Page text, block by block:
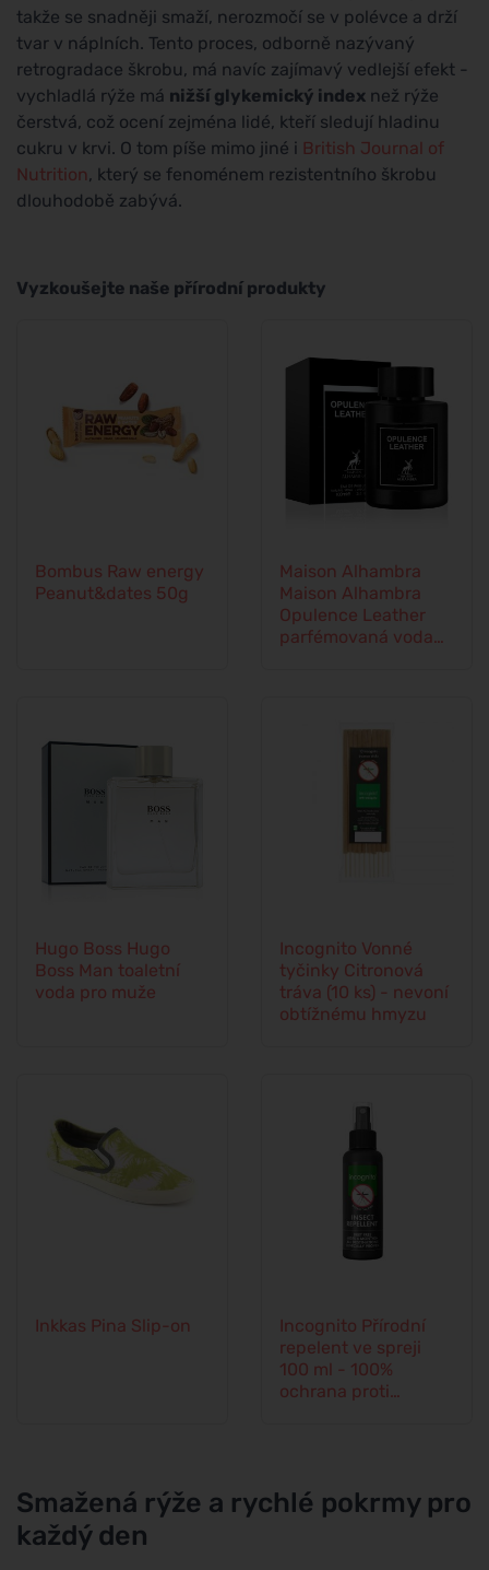
takže se snadněji smaží, nerozmočí se v polévce a drží
tvar v náplních. Tento proces, odborně nazývaný
retrogradace škrobu, má navíc zajímavý vedlejší efekt -
vychladlá rýže má nižší glykemický index než rýže
čerstvá, což ocení zejména lidé, kteří sledují hladinu
cukru v krvi. O tom píše mimo jiné i British Journal of
Nutrition, který se fenoménem rezistentního škrobu
dlouhodobě zabývá.
Vyzkoušejte naše přírodní produkty
Bombus Raw energy
Peanut&dates 50g
Maison Alhambra
Maison Alhambra
Opulence Leather
parfémovaná voda
Hugo Boss Hugo
Boss Man toaletní
voda pro muže
Incognito Vonné
tyčinky Citronová
tráva (10 ks) - nevoní
obtížnému hmyzu
Inkkas Pina Slip-on
Incognito Přírodní
repelent ve spreji
100 ml - 100%
ochrana proti
Smažená rýže a rychlé pokrmy pro
každý den